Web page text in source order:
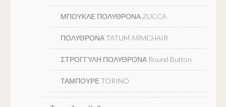
ΜΠΟΥΚΛΕ ΠΟΛΥΘΡΟΝΑ ZUCCA
ΠΟΛΥΘΡΟΝΑ TATUM ARMCHAIR
ΣΤΡΟΓΓΥΛΗ ΠΟΛΥΘΡΟΝΑ Round Button
ΤΑΜΠΟΥΡΕ TORINO